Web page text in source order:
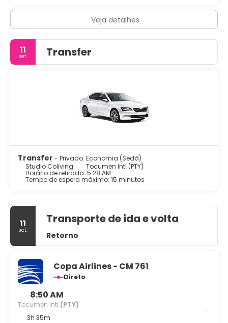
Veja detalhes
11
set. Transfer
Transfer - Privado: Economia (Sedã)
Studio Coliving
Tocumen Intl (PTY)
Horário de retirada: 5:28 AM
Tempo de espera máximo: 15 minutos
11
set.
Transporte de ida e volta
Retorno
Copa Airlines - CM 761
Direto
8:50 AM
Tocumen Intl (PTY)
3h 35m